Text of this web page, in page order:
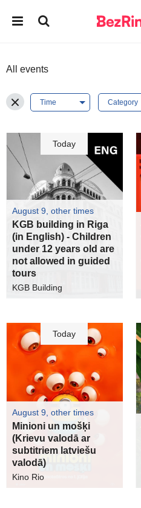
All events
Today
August 9, other times
KGB building in Riga
(in English) - Children
under 12 years old are
not allowed in guided
tours
KGB Building
Today
August 9, other times
Minioni un mošķi
(Krievu valodā ar
subtitriem latviešu
valodā)
Kino Rio